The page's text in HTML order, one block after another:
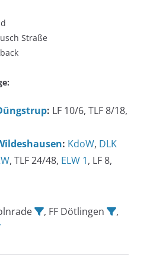
Straße
: LF 10/6, TLF 8/18,
: KdoW, DLK
, TLF 24/48, ELW 1, LF 8,
, FF Dötlingen
,